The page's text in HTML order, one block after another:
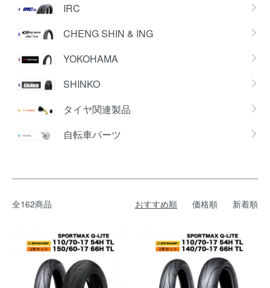
IRC
CHENG SHIN & ING
YOKOHAMA
SHINKO
タイヤ関連製品
自転車パーツ
全162商品 おすすめ順 価格順 新着順